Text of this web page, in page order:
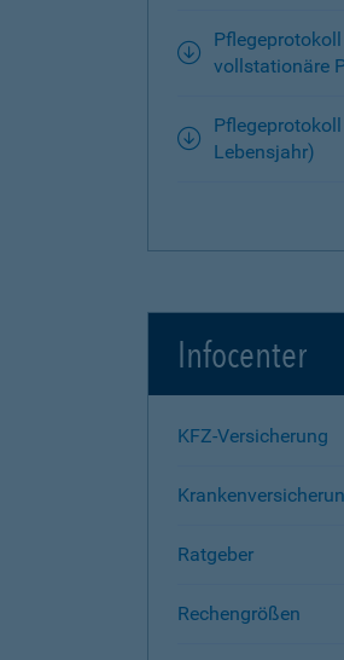
vollstationäre
Lebensjahr)
Infocenter
KFZ-Versicherung
Ratgeber
Rechengrößen